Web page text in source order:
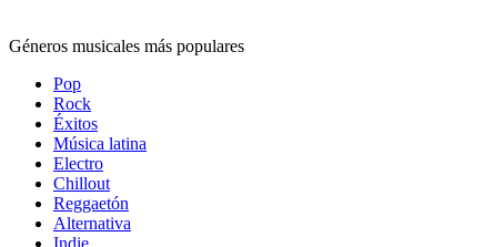
Géneros musicales más populares
Pop
Rock
Éxitos
Música latina
Electro
Chillout
Reggaetón
Alternativa